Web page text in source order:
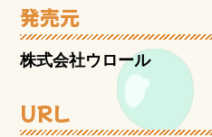
発売元
株式会社ウロール
URL